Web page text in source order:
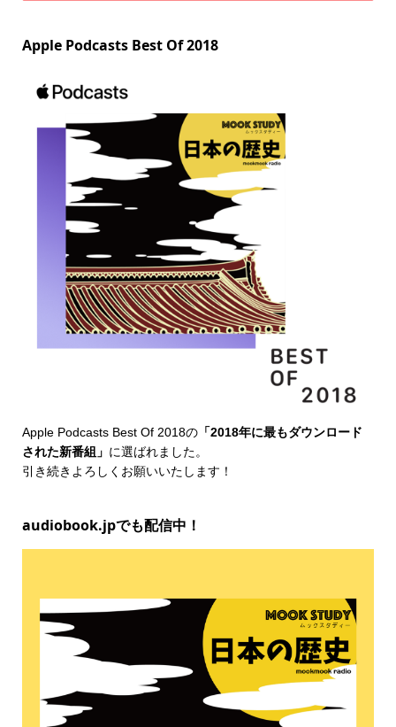
Apple Podcasts Best Of 2018
Apple Podcasts Best Of 2018の「2018年に最もダウンロード
された新番組」 に選ばれました。
引き続きよろしくお願いいたします！
audiobook.jpでも配信中！